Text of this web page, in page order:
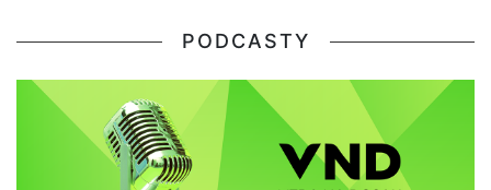
PODCASTY